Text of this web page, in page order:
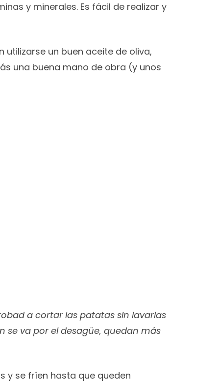
y minerales. Es fácil de realizar y
un buen aceite de oliva,
una buena mano de obra (y unos
a cortar las patatas sin lavarlas
se va por el desagüe, quedan más
y se fríen hasta que queden